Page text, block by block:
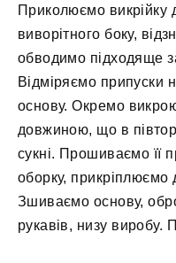
Приколюємо викрійку
виворітного боку,
обводимо підходяще
Відміряємо припуски
основу. Окремо
довжиною, що в
сукні. Прошиваємо її
оборку, прикріплюємо
Зшиваємо основу,
рукавів, низу виробу.